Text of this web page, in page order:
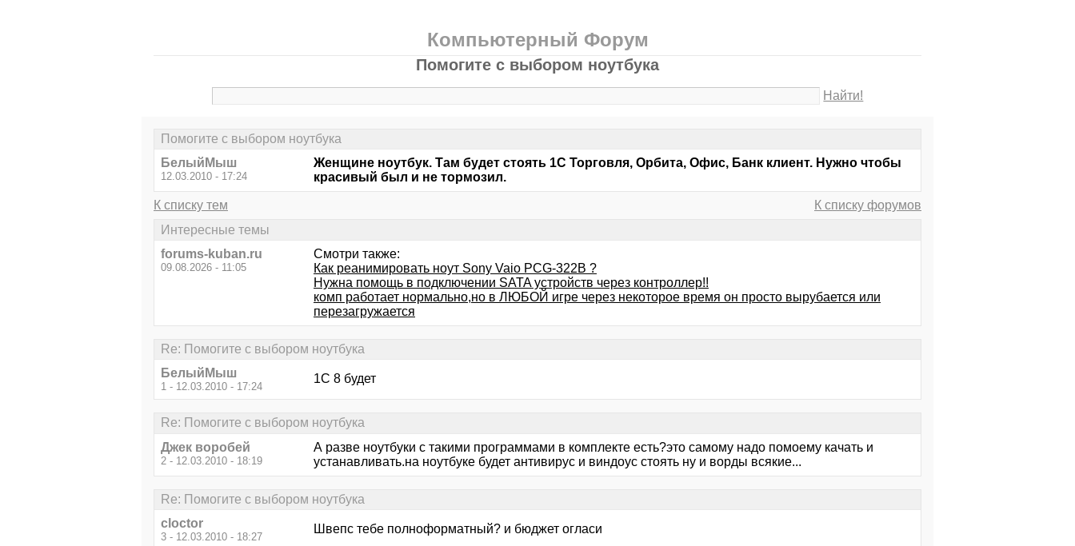
Компьютерный Форум
Помогите с выбором ноутбука
Найти!
Помогите с выбором ноутбука
БелыйМыш
12.03.2010 - 17:24
Женщине ноутбук. Там будет стоять 1С Торговля, Орбита, Офис, Банк клиент. Нужно чтобы
красивый был и не тормозил.
К списку тем
К списку форумов
Интересные темы
forums-kuban.ru
09.08.2026 - 11:05
Смотри также:
Как реанимировать ноут Sony Vaio PCG-322B ?
Нужна помощь в подключении SATA устройств через контроллер!!
комп работает нормально,но в ЛЮБОЙ игре через некоторое время он просто вырубается или
перезагружается
Re: Помогите с выбором ноутбука
БелыйМыш
1 - 12.03.2010 - 17:24
1С 8 будет
Re: Помогите с выбором ноутбука
Джек воробей
2 - 12.03.2010 - 18:19
А разве ноутбуки с такими программами в комплекте есть?это самому надо помоему качать и
устанавливать.на ноутбуке будет антивирус и виндоус стоять ну и ворды всякие...
Re: Помогите с выбором ноутбука
cloctor
3 - 12.03.2010 - 18:27
Швепс тебе полноформатный? и бюджет огласи